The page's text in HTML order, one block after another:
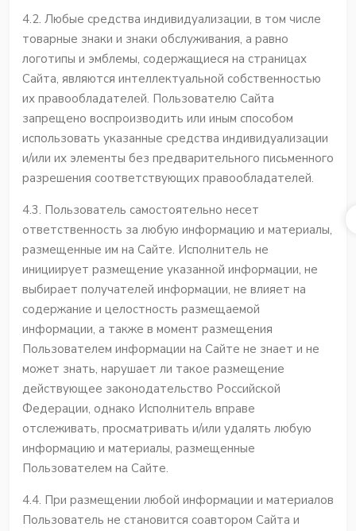
4.2. Любые средства индивидуализации, в том числе
товарные знаки и знаки обслуживания, а равно
логотипы и эмблемы, содержащиеся на страницах
Сайта, являются интеллектуальной собственностью
их правообладателей. Пользователю Сайта
запрещено воспроизводить или иным способом
использовать указанные средства индивидуализации
и/или их элементы без предварительного письменного
разрешения соответствующих правообладателей.
4.3. Пользователь самостоятельно несет
ответственность за любую информацию и материалы,
размещенные им на Сайте. Исполнитель не
инициирует размещение указанной информации, не
выбирает получателей информации, не влияет на
содержание и целостность размещаемой
информации, а также в момент размещения
Пользователем информации на Сайте не знает и не
может знать, нарушает ли такое размещение
действующее законодательство Российской
Федерации, однако Исполнитель вправе
отслеживать, просматривать и/или удалять любую
информацию и материалы, размещенные
Пользователем на Сайте.
4.4. При размещении любой информации и материалов
Пользователь не становится соавтором Сайта и